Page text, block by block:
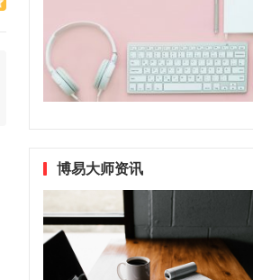
博易大师资讯